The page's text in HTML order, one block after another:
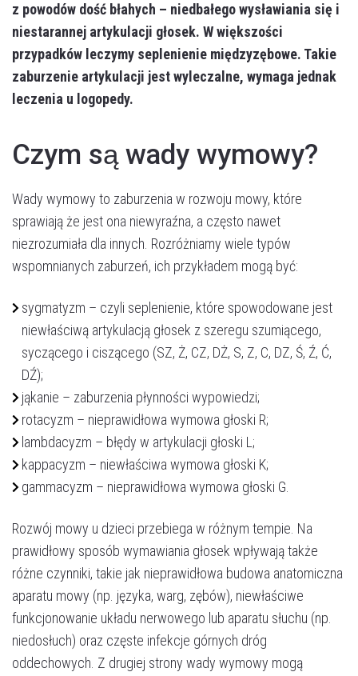
z powodów dość błahych – niedbałego wysławiania się i
niestarannej artykulacji głosek. W większości
przypadków leczymy seplenienie międzyzębowe. Takie
zaburzenie artykulacji jest wyleczalne, wymaga jednak
leczenia u logopedy.
Czym są wady wymowy?
Wady wymowy to zaburzenia w rozwoju mowy, które
sprawiają że jest ona niewyraźna, a często nawet
niezrozumiała dla innych. Rozróżniamy wiele typów
wspomnianych zaburzeń, ich przykładem mogą być:
sygmatyzm – czyli seplenienie, które spowodowane jest
niewłaściwą artykulacją głosek z szeregu szumiącego,
syczącego i ciszącego (SZ, Ż, CZ, DŻ, S, Z, C, DZ, Ś, Ź, Ć,
DŹ);
jąkanie – zaburzenia płynności wypowiedzi;
rotacyzm – nieprawidłowa wymowa głoski R;
lambdacyzm – błędy w artykulacji głoski L;
kappacyzm – niewłaściwa wymowa głoski K;
gammacyzm – nieprawidłowa wymowa głoski G.
Rozwój mowy u dzieci przebiega w różnym tempie. Na
prawidłowy sposób wymawiania głosek wpływają także
różne czynniki, takie jak nieprawidłowa budowa anatomiczna
aparatu mowy (np. języka, warg, zębów), niewłaściwe
funkcjonowanie układu nerwowego lub aparatu słuchu (np.
niedosłuch) oraz częste infekcje górnych dróg
oddechowych. Z drugiej strony wady wymowy mogą